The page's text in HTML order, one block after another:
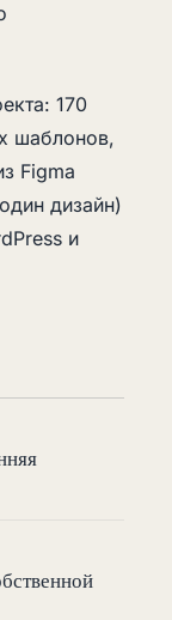
170
шаблонов,
Figma
дизайн)
и